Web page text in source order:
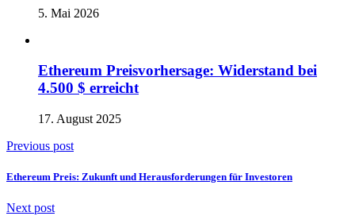
5. Mai 2026
Ethereum Preisvorhersage: Widerstand bei
4.500 $ erreicht
17. August 2025
Previous post
Ethereum Preis: Zukunft und Herausforderungen für Investoren
Next post